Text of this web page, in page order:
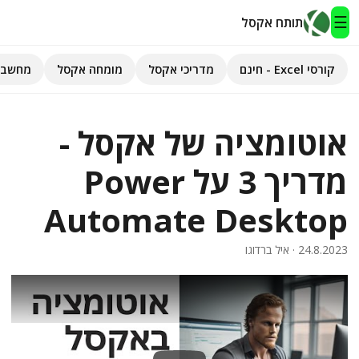
☰ תותח אקסל
קורסי Excel - חינם
מדריכי אקסל
השירותים שלנו
מחשבוני אקסל
פיתוח אפליקציות
חיפוש
קורסי Excel - חינם מדריכי אקסל מומחה אקסל
אוטומציה של אקסל -
מדריך 3 על Power
Automate Desktop
24.8.2023 · איל ברדוגו